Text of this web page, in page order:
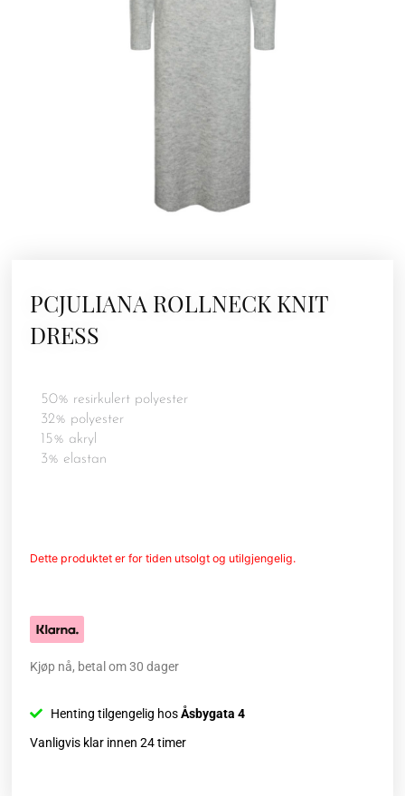
PCJULIANA ROLLNECK KNIT
DRESS
50% resirkulert polyester
32% polyester
15% akryl
3% elastan
Dette produktet er for tiden utsolgt og utilgjengelig.
Kjøp nå, betal om 30 dager
Henting tilgengelig hosÅsbygata 4
Vanligvis klar innen 24 timer